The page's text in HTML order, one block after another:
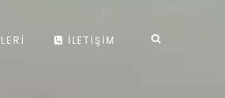
İLETIŞIM